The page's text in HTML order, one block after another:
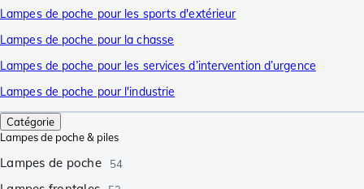
Lampes de poche pour les sports d'extérieur
Lampes de poche pour la chasse
Lampes de poche pour les services d’intervention d’urgence
Lampes de poche pour l'industrie
Catégorie
Lampes de poche & piles
Lampes de poche 54